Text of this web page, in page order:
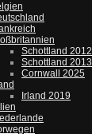
Schottland 2012
Schottland 2013
Cornwall 2025
Irland 2019